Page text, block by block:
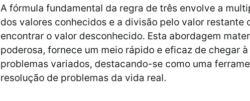
A fórmula fundamental da regra de três envolve a
dos valores conhecidos e a divisão pelo valor restante
encontrar o valor desconhecido. Esta abordagem
poderosa, fornece um meio rápido e eficaz de chegar
problemas variados, destacando-se como uma
resolução de problemas da vida real.